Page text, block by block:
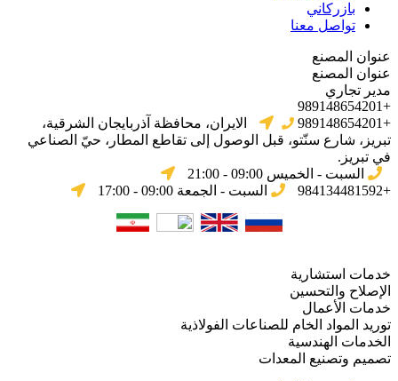
بازركاني
تواصل معنا
عنوان المصنع
عنوان المصنع
مدير تجاري
+989148654201
+989148654201
الایران، محافظة آذربایجان الشرقیة،
تبریز، شارع سنّتو، قبل الوصول إلى تقاطع المطار، حيّ الصناعي
في تبریز.
السبت - الخميس 09:00 - 21:00
+984134481592
السبت - الجمعة 09:00 - 17:00
خدمات استشارية
الإصلاح والتحسين
خدمات الأعمال
توريد المواد الخام للصناعات الفولاذية
الخدمات الهندسية
تصميم وتصنيع المعدات